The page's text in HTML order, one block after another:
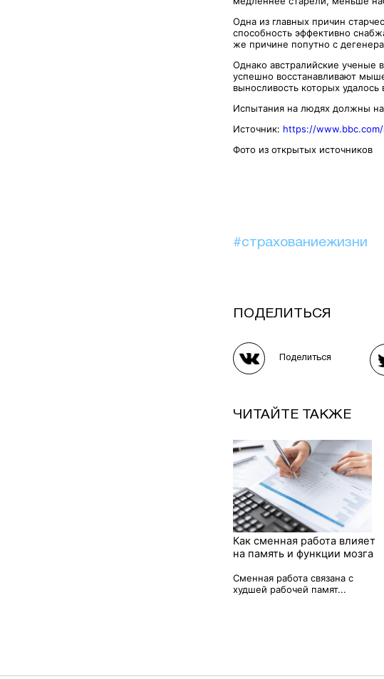
Одна из главных причин
способность эффективно
же причине попутно с
Однако австралийские ученые
успешно восстанавливают
выносливость которых удалось
Испытания на людях должны
Источник: https://
Фото из открытых источников
#страхованиежизни
ПОДЕЛИТЬСЯ
Поделиться
ЧИТАЙТЕ ТАКЖЕ
Как сменная работа влияет
на память и функции мозга
Сменная работа связана с
худшей рабочей памят...